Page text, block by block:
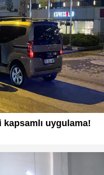
uygulama!